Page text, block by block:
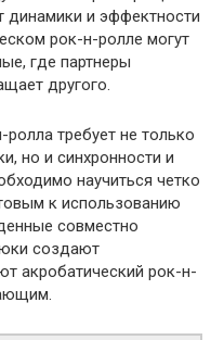
динамики и эффектности
рок-н-ролле могут
где партнеры
другого.
требует не только
но и синхронности и
научиться четко
к использованию
совместно
создают
акробатический рок-н-